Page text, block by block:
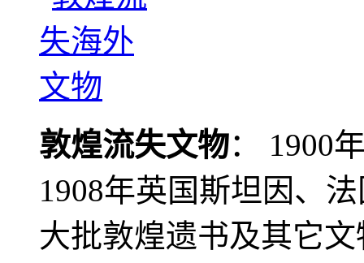
敦煌流失文物： 1900
1908年英国斯坦因、
大批敦煌遗书及其它